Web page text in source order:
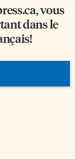
, vous
dans le